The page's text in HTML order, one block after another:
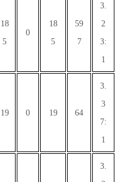
18
5
0
18
5
59
7
3.
2
3:
1
19 0 19 64
3.
3
7:
1
3.